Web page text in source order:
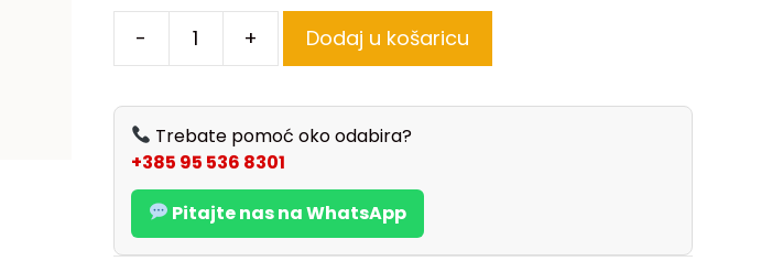
- + Dodaj u košaricu
Trebate pomoć oko odabira?
+385 95 536 8301
Pitajte nas na WhatsApp